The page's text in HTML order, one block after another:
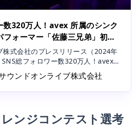
数320万人！avex 所属のシンク
フォーマー「佐藤三兄弟」初の
ンテストを３部開催！
株式会社のプレスリリース（2024年
総フォロワー数320万人！avex
ロバットパフォーマー「佐藤三兄
楽曲コンテストを３部開催！
ウンドオンライブ株式会社
ンジコンテスト選考